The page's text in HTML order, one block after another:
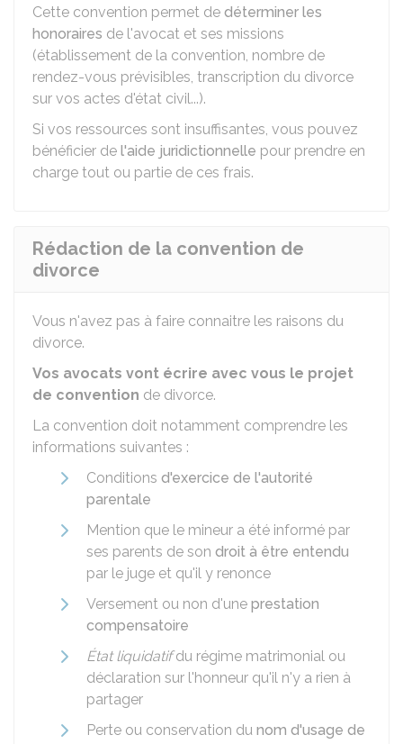
Cette convention permet de déterminer les
honoraires de l'avocat et ses missions
(établissement de la convention, nombre de
rendez-vous prévisibles, transcription du divorce
sur vos actes d'état civil...).
Si vos ressources sont insuffisantes, vous pouvez
bénéficier de l'aide juridictionnelle pour prendre en
charge tout ou partie de ces frais.
Rédaction de la convention de
divorce
Vous n'avez pas à faire connaitre les raisons du
divorce.
Vos avocats vont écrire avec vous le projet
de convention de divorce.
La convention doit notamment comprendre les
informations suivantes :
Conditions d'exercice de l'autorité
parentale
Mention que le mineur a été informé par
ses parents de son droit à être entendu
par le juge et qu'il y renonce
Versement ou non d'une prestation
compensatoire
État liquidatifdu régime matrimonial ou
déclaration sur l'honneur qu'il n'y a rien à
partager
Perte ou conservation du nom d'usage de